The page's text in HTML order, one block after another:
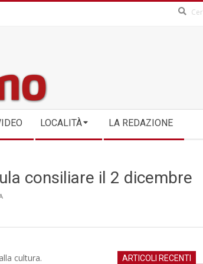
LOCALITÀ LA REDAZIONE
consiliare il 2 dicembre
cultura. ARTICOLI RECENTI